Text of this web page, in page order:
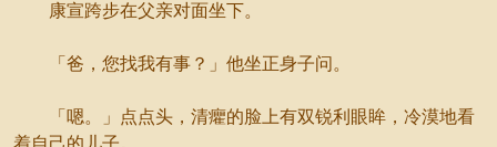
康宣跨步在父亲对面坐下。
「爸，您找我有事？」他坐正身子问。
「嗯。」点点头，清癯的脸上有双锐利眼眸，冷漠地看
着自己的儿子。